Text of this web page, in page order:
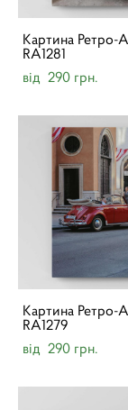
Картина Ретро-
RA1281
від 290 грн.
Картина Ретро-
RA1279
від 290 грн.